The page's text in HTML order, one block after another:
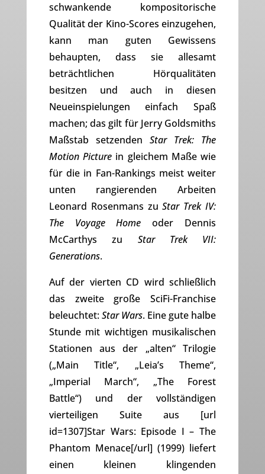
schwankende kompositorische
Qualität der Kino-Scores einzugehen,
kann man guten Gewissens
behaupten, dass sie allesamt
beträchtlichen Hörqualitäten
besitzen und auch in diesen
Neueinspielungen einfach Spaß
machen; das gilt für Jerry Goldsmiths
Maßstab setzenden Star Trek: The
Motion Picture in gleichem Maße wie
für die in Fan-Rankings meist weiter
unten rangierenden Arbeiten
Leonard Rosenmans zuStar Trek IV:
The Voyage Home oder Dennis
McCarthys zu Star Trek VII:
Generations.
Auf der vierten CD wird schließlich
das zweite große SciFi-Franchise
beleuchtet:Star Wars. Eine gute halbe
Stunde mit wichtigen musikalischen
Stationen aus der „alten“ Trilogie
(„Main Title“, „Leia’s Theme“,
„Imperial March“, „The Forest
Battle“) und der vollständigen
vierteiligen Suite aus [url
id=1307]Star Wars: Episode I – The
Phantom Menace[/url] (1999) liefert
einen kleinen klingenden